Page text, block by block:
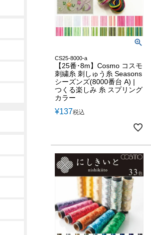
CS25-8000-a
【25番･8m】Cosmo コスモ
刺繍糸 刺しゅう糸 Seasons
シーズンズ(8000番台 A) |
つくる楽しみ 糸 スプリング
カラー
¥137税込